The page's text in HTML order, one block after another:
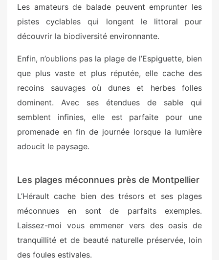
Les amateurs de balade peuvent emprunter les
pistes cyclables qui longent le littoral pour
découvrir la biodiversité environnante.
Enfin, n’oublions pas la plage de l’Espiguette, bien
que plus vaste et plus réputée, elle cache des
recoins sauvages où dunes et herbes folles
dominent. Avec ses étendues de sable qui
semblent infinies, elle est parfaite pour une
promenade en fin de journée lorsque la lumière
adoucit le paysage.
Les plages méconnues près de Montpellier
L’Hérault cache bien des trésors et ses plages
méconnues en sont de parfaits exemples.
Laissez-moi vous emmener vers des oasis de
tranquillité et de beauté naturelle préservée, loin
des foules estivales.